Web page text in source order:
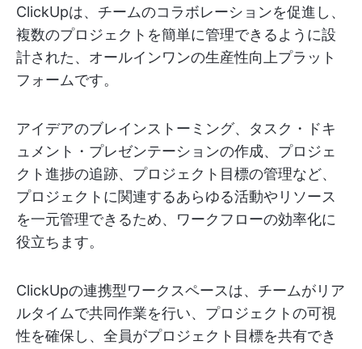
ClickUpは、チームのコラボレーションを促進し、
複数のプロジェクトを簡単に管理できるように設
計された、オールインワンの生産性向上プラット
フォームです。
アイデアのブレインストーミング、タスク・ドキ
ュメント・プレゼンテーションの作成、プロジェ
クト進捗の追跡、プロジェクト目標の管理など、
プロジェクトに関連するあらゆる活動やリソース
を一元管理できるため、ワークフローの効率化に
役立ちます。
ClickUpの連携型ワークスペースは、チームがリア
ルタイムで共同作業を行い、プロジェクトの可視
性を確保し、全員がプロジェクト目標を共有でき